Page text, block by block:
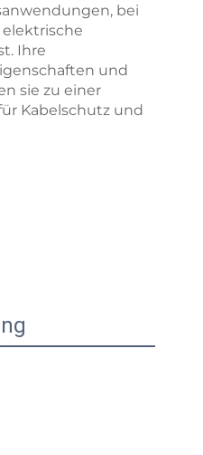
bei
Ihre
und
sie zu einer
Kabelschutz und